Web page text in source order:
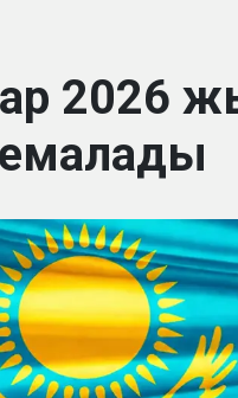
2026